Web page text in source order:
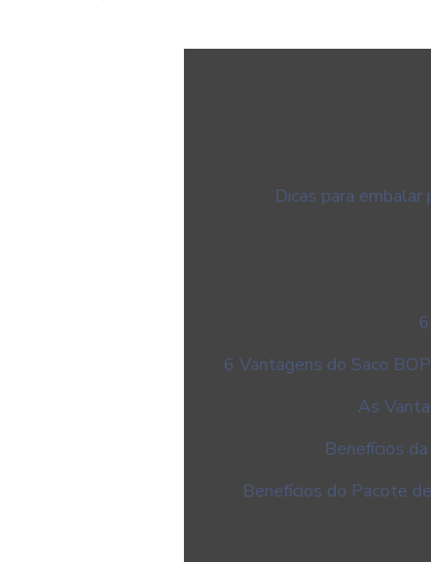
Dicas para
6 Vantagens do Saco
As
Benefícios
Benefícios do Pacote